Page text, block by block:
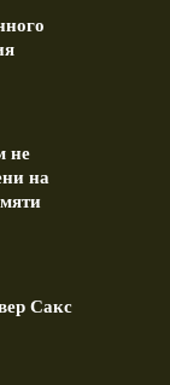
не
на
Сакс